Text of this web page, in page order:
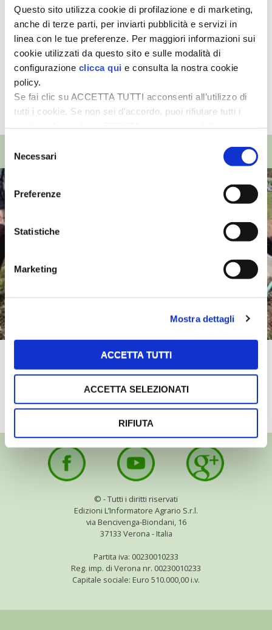
Questo sito utilizza cookie di profilazione e di marketing,
anche di terze parti, per inviarti pubblicità e servizi in
linea con le tue preferenze. Per maggiori informazioni sui
cookie utilizzati da questo sito e sulle modalità di
configurazione clicca qui e consulta la nostra cookie
policy.
Se fai clic su ACCETTA TUTTI acconsenti all’utilizzo di
tutti i cookie. Se non sei d’accordo, puoi rifiutare tutti i
desideri accettare e cliccando ACCETTA SELEZIONATI.
del
consenso
Necessari
Preferenze
Statistiche
Marketing
Mostra dettagli
ACCETTA TUTTI
ACCETTA SELEZIONATI
RIFIUTA
Condividi
0 0
TUTTI GLI ARTICOLI
TOP VIDEO
Come piantare un nuovo albero da
frutto
TUTTI I VIDEO
© - Tutti i diritti riservati
Edizioni L’Informatore Agrario S.r.l.
via Bencivenga-Biondani, 16
37133 Verona - Italia
Partita iva: 00230010233
Reg. imp. di Verona nr. 00230010233
Capitale sociale: Euro 510.000,00 i.v.